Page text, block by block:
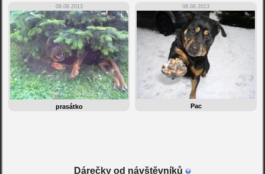
08.08.2013
prasátko
08.08.2013
Pac
Dárečky od návštěvníků